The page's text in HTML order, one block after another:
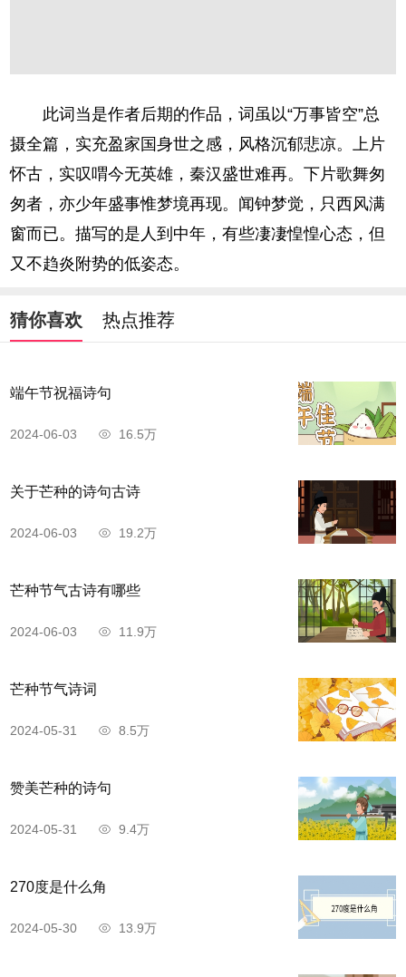
此词当是作者后期的作品，词虽以“万事皆空”总
摄全篇，实充盈家国身世之感，风格沉郁悲凉。上片
怀古，实叹喟今无英雄，秦汉盛世难再。下片歌舞匆
匆者，亦少年盛事惟梦境再现。闻钟梦觉，只西风满
窗而已。描写的是人到中年，有些凄凄惶惶心态，但
又不趋炎附势的低姿态。
猜你喜欢 热点推荐
端午节祝福诗句
2024-06-03 16.5万
关于芒种的诗句古诗
2024-06-03 19.2万
芒种节气古诗有哪些
2024-06-03 11.9万
芒种节气诗词
2024-05-31 8.5万
赞美芒种的诗句
2024-05-31 9.4万
270度是什么角
2024-05-30 13.9万